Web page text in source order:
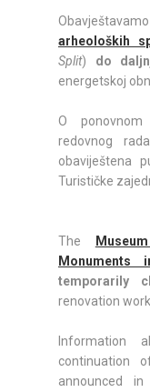
arheoloških
Split) do
energetskoj
O
redovnog
obaviještena
Turističke
The
Monuments
temporarily
renovation
Information
continuation
announced